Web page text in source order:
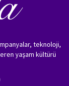
teknoloji,
yaşam kültürü